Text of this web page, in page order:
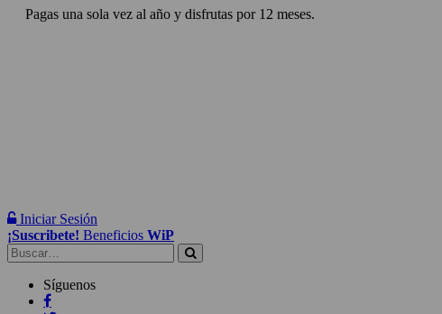
Pagas una sola vez al año y disfrutas por 12 meses.
Iniciar Sesión
¡Suscribete! Beneficios WiP
Buscar:
Síguenos